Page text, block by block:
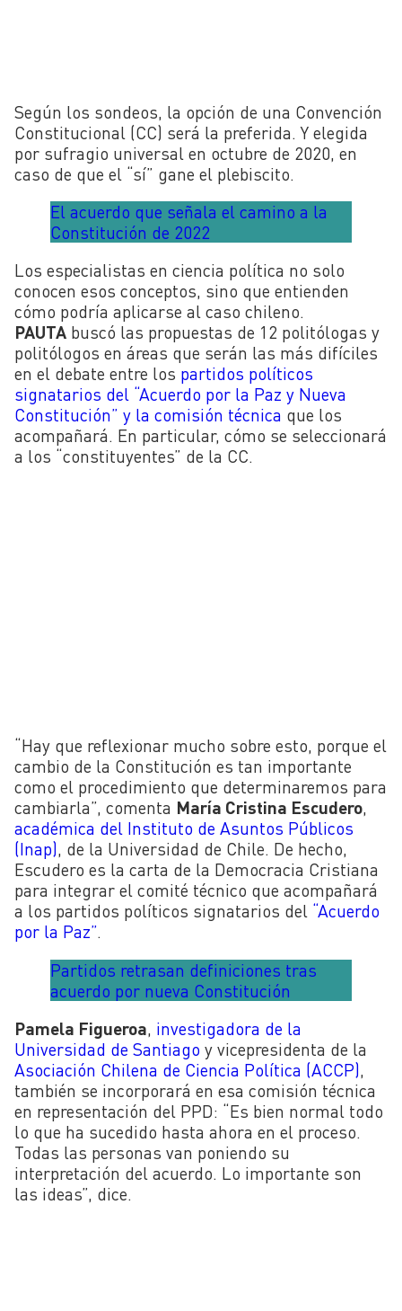
Según los sondeos, la opción de una Convención
Constitucional (CC) será la preferida. Y elegida
por sufragio universal en octubre de 2020, en
caso de que el “sí” gane el plebiscito.
El acuerdo que señala el camino a la
Constitución de 2022
Los especialistas en ciencia política no solo
conocen esos conceptos, sino que entienden
cómo podría aplicarse al caso chileno.
PAUTA buscó las propuestas de 12 politólogas y
politólogos en áreas que serán las más difíciles
en el debate entre los partidos políticos
signatarios del “Acuerdo por la Paz y Nueva
Constitución” y la comisión técnica que los
acompañará. En particular, cómo se seleccionará
a los “constituyentes” de la CC.
“Hay que reflexionar mucho sobre esto, porque el
cambio de la Constitución es tan importante
como el procedimiento que determinaremos para
cambiarla”, comenta María Cristina Escudero,
académica del Instituto de Asuntos Públicos
(Inap), de la Universidad de Chile. De hecho,
Escudero es la carta de la Democracia Cristiana
para integrar el comité técnico que acompañará
a los partidos políticos signatarios del “Acuerdo
por la Paz”.
Partidos retrasan definiciones tras
acuerdo por nueva Constitución
Pamela Figueroa, investigadora de la
Universidad de Santiago y vicepresidenta de la
Asociación Chilena de Ciencia Política (ACCP),
también se incorporará en esa comisión técnica
en representación del PPD: “Es bien normal todo
lo que ha sucedido hasta ahora en el proceso.
Todas las personas van poniendo su
interpretación del acuerdo. Lo importante son
las ideas”, dice.